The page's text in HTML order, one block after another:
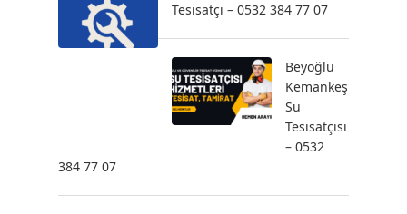
Tesisatçı – 0532 384 77 07
Beyoğlu
Kemankeş
Su
Tesisatçısı
– 0532
384 77 07